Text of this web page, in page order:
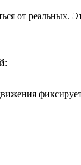
от реальных.